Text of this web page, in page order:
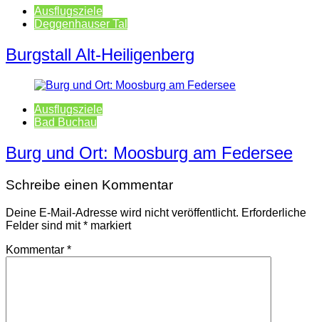
Ausflugsziele
Deggenhauser Tal
Burgstall Alt-Heiligenberg
Ausflugsziele
Bad Buchau
Burg und Ort: Moosburg am Federsee
Schreibe einen Kommentar
Deine E-Mail-Adresse wird nicht veröffentlicht. Erforderliche
Felder sind mit* markiert
Kommentar *